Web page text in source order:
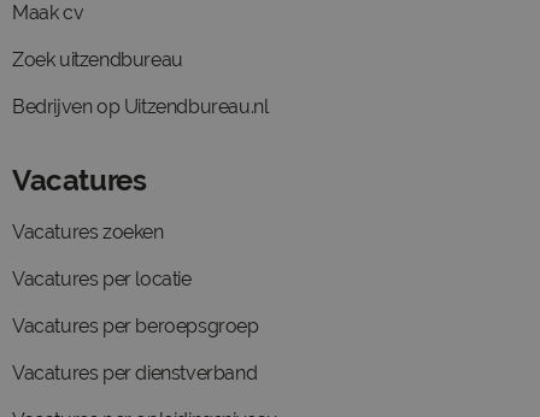
Maak cv
Zoek uitzendbureau
Bedrijven op Uitzendbureau.nl
Vacatures
Vacatures zoeken
Vacatures per locatie
Vacatures per beroepsgroep
Vacatures per dienstverband